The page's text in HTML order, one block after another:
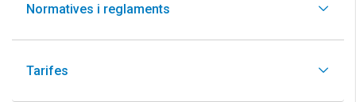
Normatives i reglaments
Tarifes